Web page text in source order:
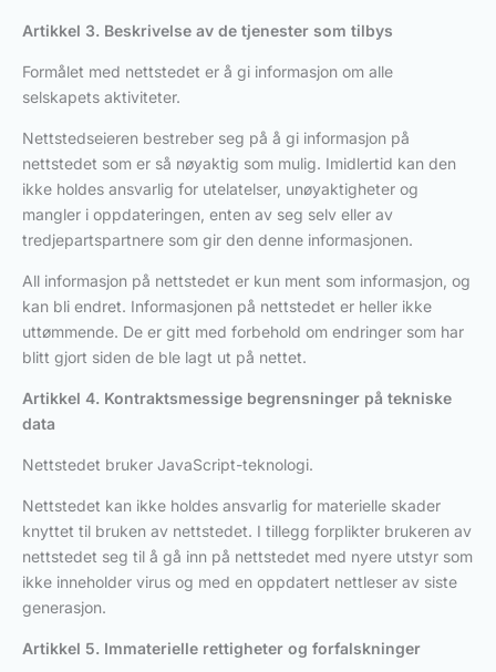
Artikkel 3. Beskrivelse av de tjenester som tilbys
Formålet med nettstedet er å gi informasjon om alle
selskapets aktiviteter.
Nettstedseieren bestreber seg på å gi informasjon på
nettstedet som er så nøyaktig som mulig. Imidlertid kan den
ikke holdes ansvarlig for utelatelser, unøyaktigheter og
mangler i oppdateringen, enten av seg selv eller av
tredjepartspartnere som gir den denne informasjonen.
All informasjon på nettstedet er kun ment som informasjon, og
kan bli endret. Informasjonen på nettstedet er heller ikke
uttømmende. De er gitt med forbehold om endringer som har
blitt gjort siden de ble lagt ut på nettet.
Artikkel 4. Kontraktsmessige begrensninger på tekniske
data
Nettstedet bruker JavaScript-teknologi.
Nettstedet kan ikke holdes ansvarlig for materielle skader
knyttet til bruken av nettstedet. I tillegg forplikter brukeren av
nettstedet seg til å gå inn på nettstedet med nyere utstyr som
ikke inneholder virus og med en oppdatert nettleser av siste
generasjon.
Artikkel 5. Immaterielle rettigheter og forfalskninger